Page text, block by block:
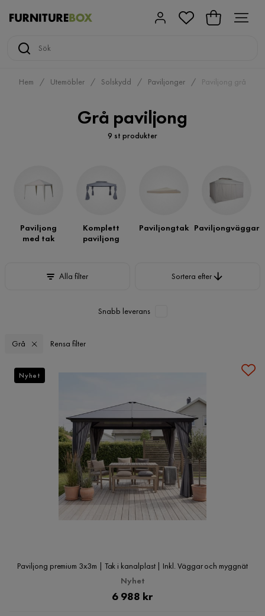
Hem Utemöbler Solskydd Paviljonger Paviljong grå
Grå paviljong
9 st produkter
Paviljong
med tak
Komplett
paviljong
Paviljongtak Paviljongväggar
Alla filter Sortera efter
Snabb leverans
Grå Rensa filter
Paviljong premium 3x3m | Tak i kanalplast | Inkl. Väggar och myggnät
Nyhet
Pris
6 988 kr
Nyhet